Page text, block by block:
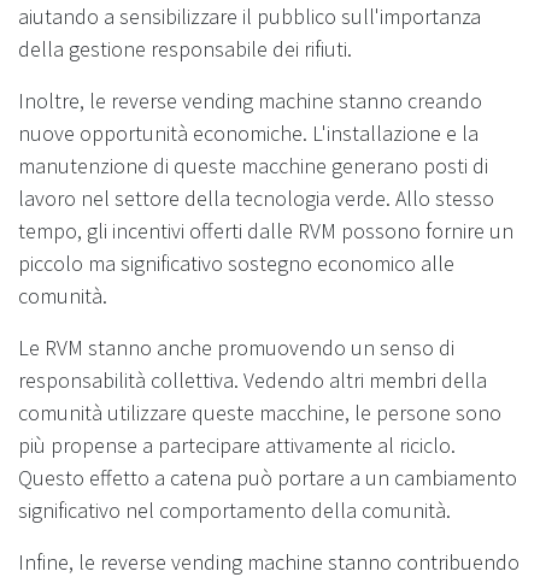
aiutando a sensibilizzare il pubblico sull'importanza
della gestione responsabile dei rifiuti.
Inoltre, le reverse vending machine stanno creando
nuove opportunità economiche. L'installazione e la
manutenzione di queste macchine generano posti di
lavoro nel settore della tecnologia verde. Allo stesso
tempo, gli incentivi offerti dalle RVM possono fornire un
piccolo ma significativo sostegno economico alle
comunità.
Le RVM stanno anche promuovendo un senso di
responsabilità collettiva. Vedendo altri membri della
comunità utilizzare queste macchine, le persone sono
più propense a partecipare attivamente al riciclo.
Questo effetto a catena può portare a un cambiamento
significativo nel comportamento della comunità.
Infine, le reverse vending machine stanno contribuendo